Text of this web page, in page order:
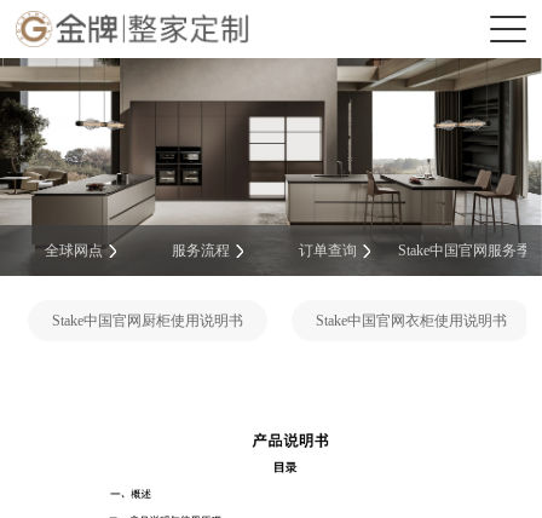
全球网点 服务流程 订单查询 Stake中国官网服务季
Stake中国官网厨柜使用说明书 Stake中国官网衣柜使用说明书